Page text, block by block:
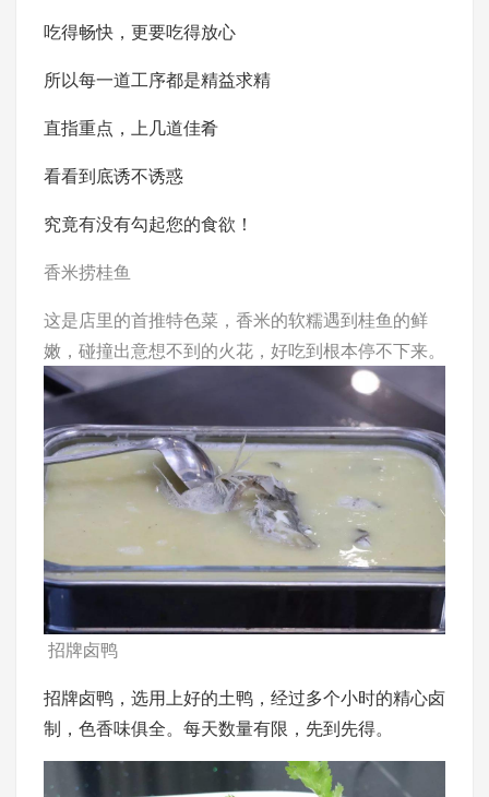
吃得畅快，更要吃得放心
所以每一道工序都是精益求精
直指重点，上几道佳肴
看看到底诱不诱惑
究竟有没有勾起您的食欲！
香米捞桂鱼
这是店里的首推特色菜，香米的软糯遇到桂鱼的鲜
嫩，碰撞出意想不到的火花，好吃到根本停不下来。
招牌卤鸭
招牌卤鸭，选用上好的土鸭，经过多个小时的精心卤
制，色香味俱全。每天数量有限，先到先得。